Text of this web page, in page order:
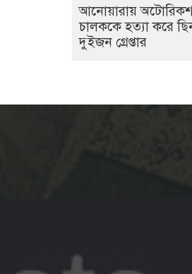
আনোয়ারায়
চালককে হত্যা করে
দুইজন গ্রেপ্তার